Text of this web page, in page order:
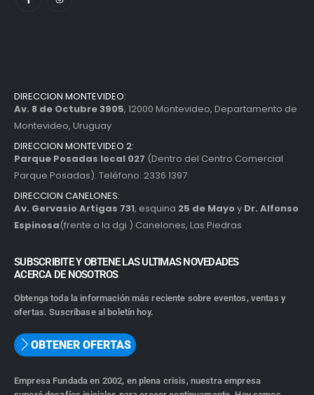
DIRECCION MONTEVIDEO:
Av. 8 de Octubre 3905, 12000 Montevideo, Departamento de
Montevideo, Uruguay
DIRECCION MONTEVIDEO 2:
Parque Posadas local 027 (Dentro del Centro Comercial
Parque Posadas). Teléfono: 2336 1397
DIRECCION CANELONES:
Av. Gervasio Artigas 731, esquina 25 de Mayoy Dr. Alfonso
Espinosa(frente a la dgi ) Canelones, Las Piedras
SUBSCRIBITE Y OBTENE LAS ULTIMAS NOVEDADES
ACERCA DE NOSOTROS
Obtenga toda la información más reciente sobre eventos, ventas y
ofertas. Suscríbase al boletín hoy.
OBTENER OFERTAS
Empresa Fundada en 2002, en plena crisis, nuestra empresa